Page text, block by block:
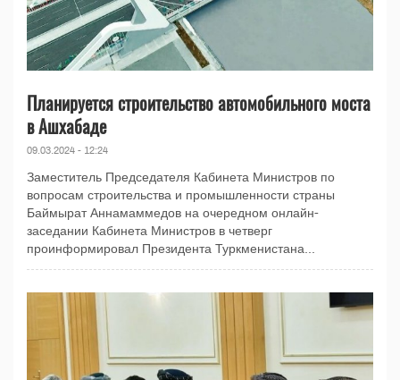
Планируется строительство автомобильного моста
в Ашхабаде
09.03.2024 - 12:24
Заместитель Председателя Кабинета Министров по
вопросам строительства и промышленности страны
Баймырат Аннамаммедов на очередном онлайн-
заседании Кабинета Министров в четверг
проинформировал Президента Туркменистана...